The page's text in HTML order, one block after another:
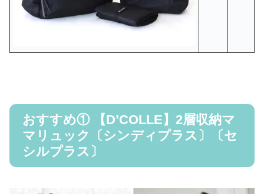
おすすめ① 【D’COLLE】2層収納マ
マリュック〔シンディプラス〕〔セ
シルプラス〕